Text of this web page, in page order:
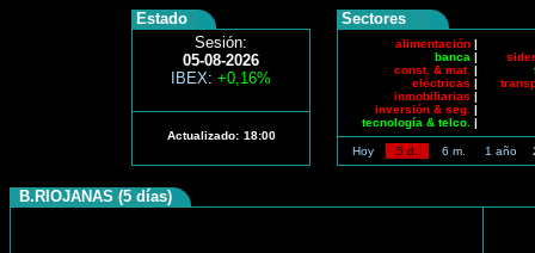
Estado
Sesión:
05-08-2026
IBEX: +0,16%
Actualizado: 18:00
Sectores
alimentación |
banca |
const. & mat. |
eléctricas |
inmobiliarias |
inversión & seg. |
tecnología & telco. |
Hoy 5 d. 6 m. 1 año
B.RIOJANAS (5 días)